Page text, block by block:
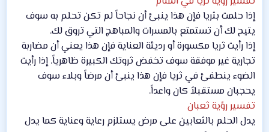
إذا حلمت بثريا فإن هذا ينبئ أن نجاحاً لم تكن تحلم به سوف
يتيح لك أن تستمتع بالمسرات والمباهج التي تروق لك.
إذا رأيت ثريا مكسورة أو رديئة العناية فإن هذا يعني أن مضاربة
تجارية غير موفقة سوف تخفض ثروتك الكبيرة ظاهرياً. إذا رأيت
الضوء ينطفئ في ثريا فإن هذا ينبئ أن مرضاً وبلاء سوف
يحجبان مستقبلاً كان واعداً.
تفسير رؤية ثعبان
يدل الحلم بالثعابين على مرض يستلزم رعاية وعناية كما يدل